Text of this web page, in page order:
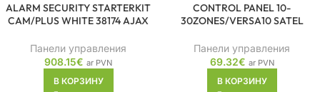
ALARM SECURITY STARTERKIT
CAM/PLUS WHITE 38174 AJAX
Панели управления
908.15€ ar PVN
В КОРЗИНУ
CONTROL PANEL 10-
30ZONES/VERSA10 SATEL
Панели управления
69.32€ ar PVN
В КОРЗИНУ